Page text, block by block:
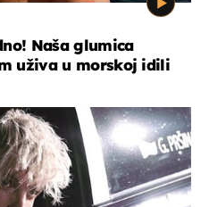
Naša glumica
uživa u morskoj idili